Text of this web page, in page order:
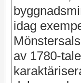
idag
av 1780-